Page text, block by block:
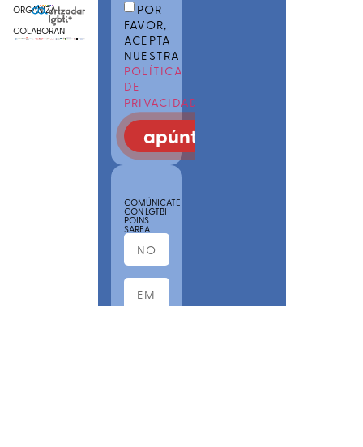
ORGANIZA
COLABORAN
POR
FAVOR,
ACEPTA
NUESTRA
POLÍTICA
DE
PRIVACIDAD
apúntate
COMÚNICATE
CON LGTBI
POINS
SAREA